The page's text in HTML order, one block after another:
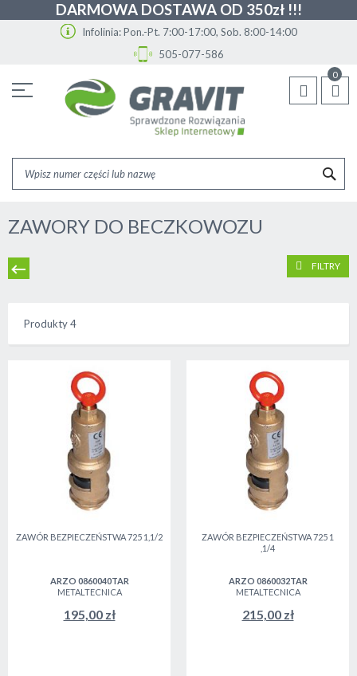
DARMOWA DOSTAWA OD 350zł !!!
Infolinia: Pon.-Pt. 7:00-17:00, Sob. 8:00-14:00
505-077-586
treści
0
ZAWORY DO BECZKOWOZU
Produkty4
ZAWÓR BEZPIECZEŃSTWA 725 1,1/2
ARZO 0860040TAR
METALTECNICA
195,00 zł
ZAWÓR BEZPIECZEŃSTWA 725 1
,1/4
ARZO 0860032TAR
METALTECNICA
215,00 zł
FILTRY